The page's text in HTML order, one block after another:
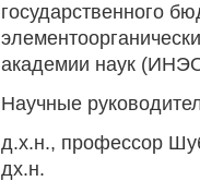
государственного
академии наук
Научные
д.х.н., профессор
дх.н.